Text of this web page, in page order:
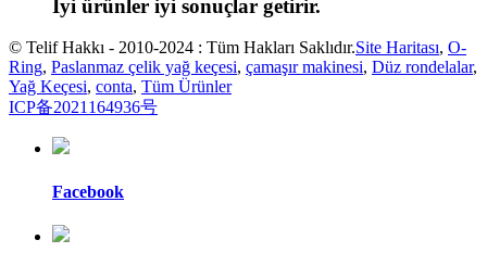
İyi ürünler iyi sonuçlar getirir.
© Telif Hakkı - 2010-2024 : Tüm Hakları Saklıdır.Site Haritası, O-
Ring, Paslanmaz çelik yağ keçesi, çamaşır makinesi, Düz rondelalar,
Yağ Keçesi, conta, Tüm Ürünler
ICP备2021164936号
Facebook